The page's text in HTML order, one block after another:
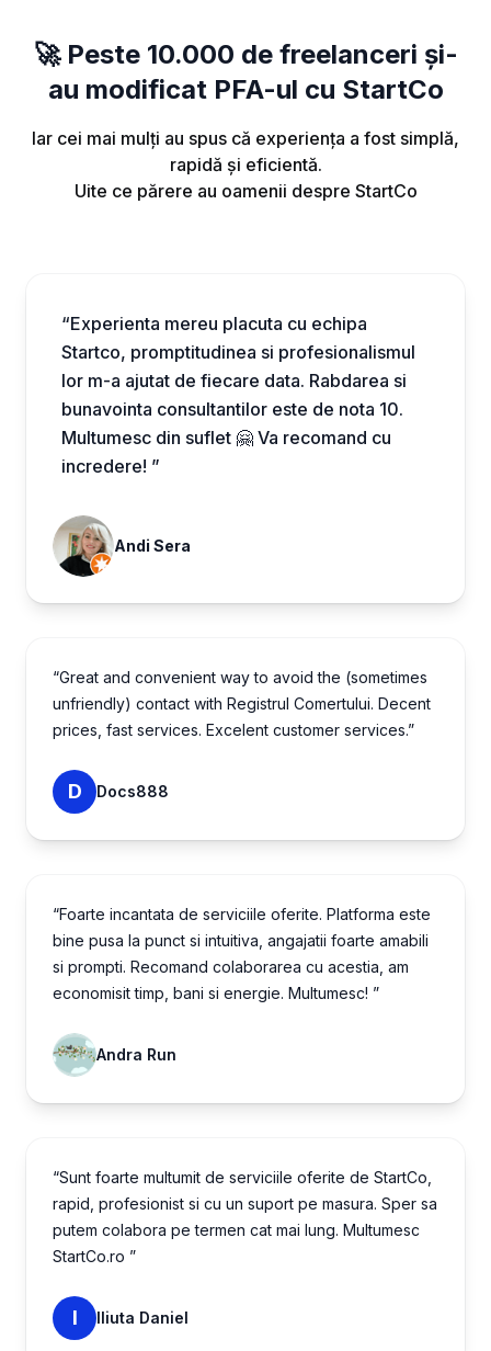
🚀 Peste 10.000 de freelanceri și-
au modificat PFA-ul cu StartCo
Iar cei mai mulți au spus că experiența a fost simplă,
rapidă și eficientă.
Uite ce părere au oamenii despre StartCo
“Experienta mereu placuta cu echipa
Startco, promptitudinea si profesionalismul
lor m-a ajutat de fiecare data. Rabdarea si
bunavointa consultantilor este de nota 10.
Multumesc din suflet 🤗 Va recomand cu
incredere! ”
Andi Sera
“Great and convenient way to avoid the (sometimes
unfriendly) contact with Registrul Comertului. Decent
prices, fast services. Excelent customer services.”
D Docs888
“Foarte incantata de serviciile oferite. Platforma este
bine pusa la punct si intuitiva, angajatii foarte amabili
si prompti. Recomand colaborarea cu acestia, am
economisit timp, bani si energie. Multumesc! ”
Andra Run
“Sunt foarte multumit de serviciile oferite de StartCo,
rapid, profesionist si cu un suport pe masura. Sper sa
putem colabora pe termen cat mai lung. Multumesc
StartCo.ro ”
I Iliuta Daniel